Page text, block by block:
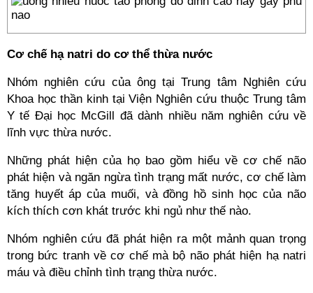
Cơ chế hạ natri do cơ thể thừa nước
Nhóm nghiên cứu của ông tại Trung tâm Nghiên cứu
Khoa học thần kinh tại Viện Nghiên cứu thuộc Trung tâm
Y tế Đại học McGill đã dành nhiều năm nghiên cứu về
lĩnh vực thừa nước.
Những phát hiện của họ bao gồm hiểu về cơ chế não
phát hiện và ngăn ngừa tình trạng mất nước, cơ chế làm
tăng huyết áp của muối, và đồng hồ sinh học của não
kích thích cơn khát trước khi ngủ như thế nào.
Nhóm nghiên cứu đã phát hiện ra một mảnh quan trọng
trong bức tranh về cơ chế mà bộ não phát hiện hạ natri
máu và điều chỉnh tình trạng thừa nước.